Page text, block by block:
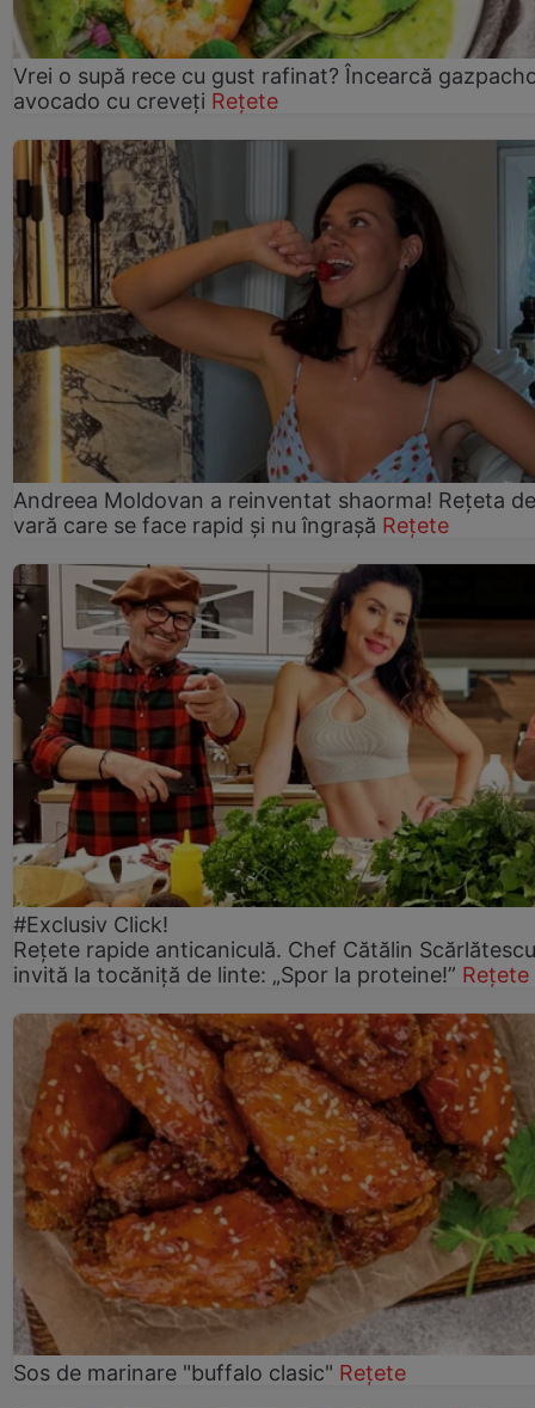
Vrei o supă rece cu gust rafinat? Încearcă
avocado cu creveți Rețete
Andreea Moldovan a reinventat shaorma! Rețeta de
vară care se face rapid și nu îngrașă Rețete
#Exclusiv Click!
Rețete rapide anticaniculă. Chef Cătălin
invită la tocăniță de linte: „Spor la proteine!” Rețete
Sos de marinare "buffalo clasic" Rețete